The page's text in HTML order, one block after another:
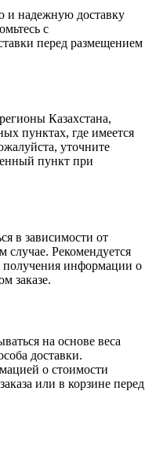
и надежную доставку
с
перед размещением
Казахстана,
пунктах, где имеется
уточните
пункт при
в зависимости от
случае. Рекомендуется
получения информации о
заказе.
на основе веса
доставки.
о стоимости
или в корзине перед